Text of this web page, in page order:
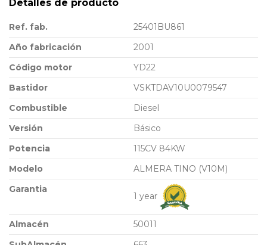
Detalles de producto
Ref. fab.
25401BU861
Año fabricación
2001
Código motor
YD22
Bastidor
VSKTDAV10U0079547
Combustible
Diesel
Versión
Básico
Potencia
115CV 84KW
Modelo
ALMERA TINO (V10M)
Garantia
1 year
Almacén
50011